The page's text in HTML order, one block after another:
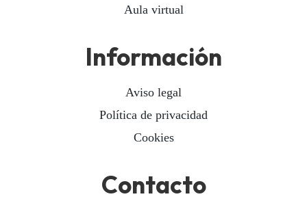
Aula virtual
Información
Aviso legal
Política de privacidad
Cookies
Contacto